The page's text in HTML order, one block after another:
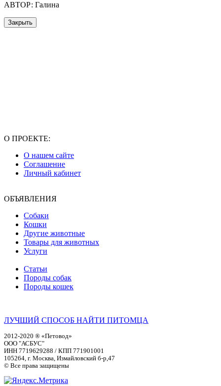
АВТОР: Галина
Закрыть
О ПРОЕКТЕ:
О нашем сайте
Соглашение
Личный кабинет
ОБЪЯВЛЕНИЯ
Собаки
Кошки
Другие животные
Товары для животных
Услуги
Статьи
Породы собак
Породы кошек
ЛУЧШИЙ СПОСОБ НАЙТИ ПИТОМЦА
2012-2020 ® «Петовод»
ООО "АСБУС"
ИНН 7719629288 / КПП 771901001
105264, г. Москва, Измайловский б-р,47
© Все права защищены